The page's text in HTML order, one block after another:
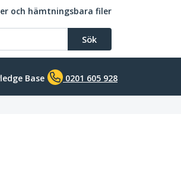
och hämtningsbara filer
Sök
Base 0201 605 928